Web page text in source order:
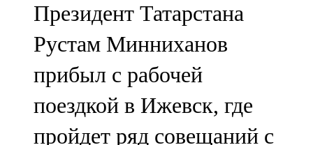
102,1 FM
Мамадыш
106,2 FM
Минзәлә
Президент Татарстана
Рустам Минниханов
прибыл с рабочей
поездкой в Ижевск, где
пройдет ряд совещаний с